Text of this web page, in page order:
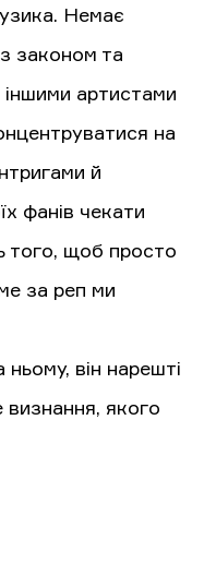
Немає
законом та
іншими артистами
на
й
фанів чекати
того, щоб просто
за реп ми
він нарешті
якого